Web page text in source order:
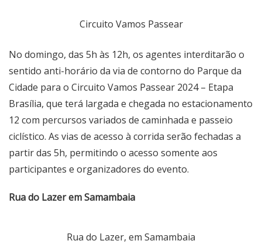
Circuito Vamos Passear
No domingo, das 5h às 12h, os agentes interditarão o
sentido anti-horário da via de contorno do Parque da
Cidade para o Circuito Vamos Passear 2024 – Etapa
Brasília, que terá largada e chegada no estacionamento
12 com percursos variados de caminhada e passeio
ciclístico. As vias de acesso à corrida serão fechadas a
partir das 5h, permitindo o acesso somente aos
participantes e organizadores do evento.
Rua do Lazer em Samambaia
Rua do Lazer, em Samambaia